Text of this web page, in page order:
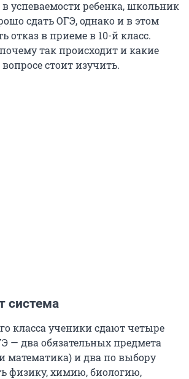
успеваемости ребенка, школьник
сдать ОГЭ, однако и в этом
отказ в приеме в 10-й класс.
так происходит и какие
стоит изучить.
система
класса ученики сдают четыре
— два обязательных предмета
математика) и два по выбору
физику, химию, биологию,